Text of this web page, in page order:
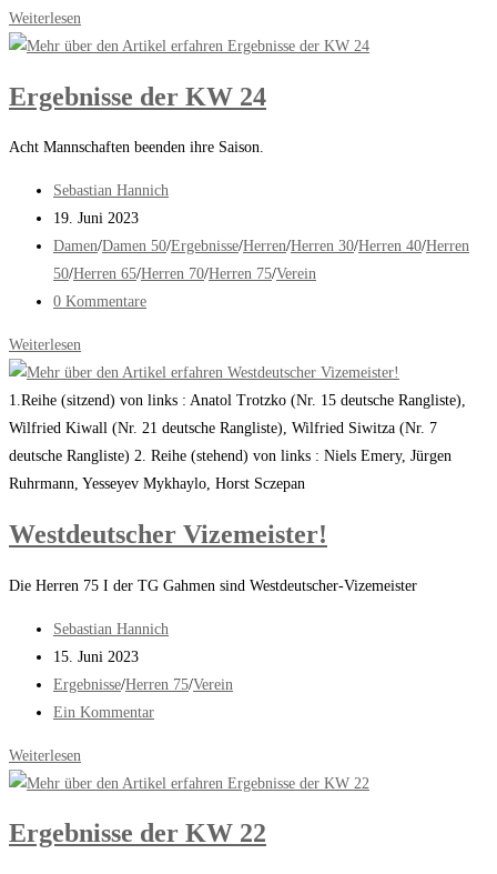
Weiterlesen
Deutsche
Ergebnisse der KW 24
Acht Mannschaften beenden ihre Saison.
Beitrags-
Autor:
Sebastian Hannich
Beitrag
veröffentlicht:
19. Juni 2023
Beitrags-
Kategorie:
Damen/Damen 50/Ergebnisse/Herren/Herren 30/Herren 40/Herren
50/Herren 65/Herren 70/Herren 75/Verein
Beitrags-
0 Kommentare
Weiterlesen
der
KW
24
1.Reihe (sitzend) von links : Anatol Trotzko (Nr. 15 deutsche Rangliste),
Wilfried Kiwall (Nr. 21 deutsche Rangliste), Wilfried Siwitza (Nr. 7
deutsche Rangliste) 2. Reihe (stehend) von links : Niels Emery, Jürgen
Ruhrmann, Yesseyev Mykhaylo, Horst Sczepan
Westdeutscher Vizemeister!
Die Herren 75 I der TG Gahmen sind Westdeutscher-Vizemeister
Beitrags-
Autor:
Sebastian Hannich
Beitrag
veröffentlicht:
15. Juni 2023
Beitrags-
Kategorie:
Ergebnisse/Herren 75/Verein
Beitrags-
Ein Kommentar
Weiterlesen
Vizemeister!
Ergebnisse der KW 22